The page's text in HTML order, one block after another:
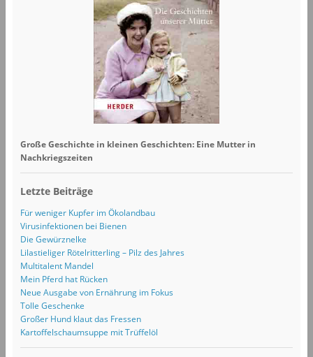
Große Geschichte in kleinen Geschichten: Eine Mutter in
Nachkriegszeiten
Letzte Beiträge
Für weniger Kupfer im Ökolandbau
Virusinfektionen bei Bienen
Die Gewürznelke
Lilastieliger Rötelritterling – Pilz des Jahres
Multitalent Mandel
Mein Pferd hat Rücken
Neue Ausgabe von Ernährung im Fokus
Tolle Geschenke
Großer Hund klaut das Fressen
Kartoffelschaumsuppe mit Trüffelöl